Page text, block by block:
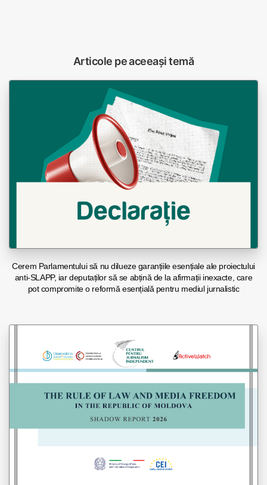
Articole pe aceeași temă
Cerem Parlamentului să nu dilueze garanțiile esențiale ale proiectului
anti-SLAPP, iar deputaților să se abțină de la afirmații inexacte, care
pot compromite o reformă esențială pentru mediul jurnalistic